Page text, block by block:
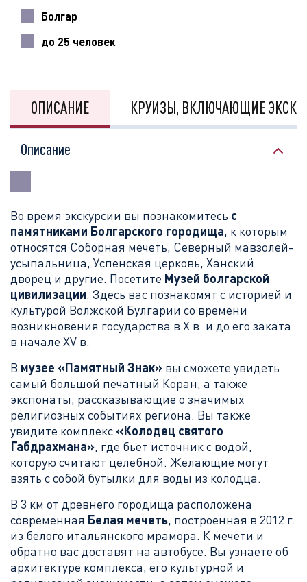
Болгар
до 25 человек
ОПИСАНИЕ КРУИЗЫ, ВКЛЮЧАЮЩИЕ
Описание
Во время экскурсии вы познакомитесь с
памятниками Болгарского городища, к которым
относятся Соборная мечеть, Северный мавзолей-
усыпальница, Успенская церковь, Ханский
дворец и другие. Посетите Музей болгарской
цивилизации. Здесь вас познакомят с историей и
культурой Волжской Булгарии со времени
возникновения государства в Х в. и до его заката
в начале XV в.
В музее «Памятный Знак» вы сможете увидеть
самый большой печатный Коран, а также
экспонаты, рассказывающие о значимых
религиозных событиях региона. Вы также
увидите комплекс«Колодец святого
Габдрахмана», где бьет источник с водой,
которую считают целебной. Желающие могут
взять с собой бутылки для воды из колодца.
В 3 км от древнего городища расположена
современная Белая мечеть, построенная в 2012 г.
из белого итальянского мрамора. К мечети и
обратно вас доставят на автобусе. Вы узнаете об
архитектуре комплекса, его культурной и